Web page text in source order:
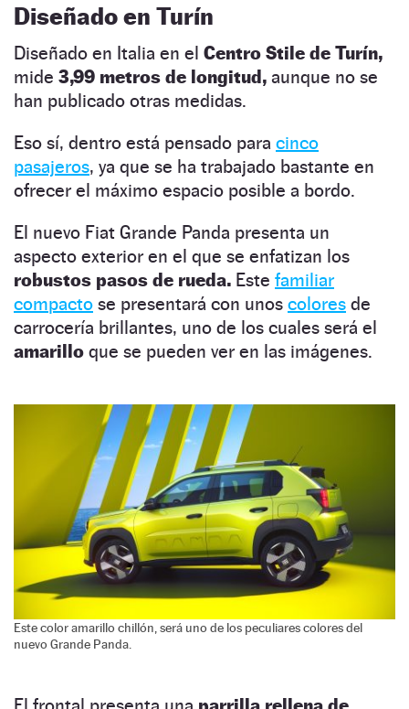
Diseñado en Turín
Diseñado en Italia en el Centro Stile de Turín,
mide 3,99 metros de longitud, aunque no se
han publicado otras medidas.
Eso sí, dentro está pensado para cinco
pasajeros, ya que se ha trabajado bastante en
ofrecer el máximo espacio posible a bordo.
El nuevo Fiat Grande Panda presenta un
aspecto exterior en el que se enfatizan los
robustos pasos de rueda. Este familiar
compacto se presentará con unos colores de
carrocería brillantes, uno de los cuales será el
amarillo que se pueden ver en las imágenes.
Este color amarillo chillón, será uno de los peculiares colores del
nuevo Grande Panda.